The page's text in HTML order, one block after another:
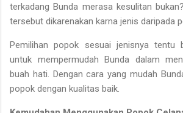
terkadang Bunda merasa kesulitan
tersebut dikarenakan karna jenis daripada
Pemilihan popok sesuai jenisnya tentu
untuk mempermudah Bunda dalam
buah hati. Dengan cara yang mudah
popok dengan kualitas baik.